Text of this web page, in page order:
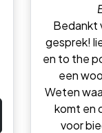
Bedankt
gesprek!
en to the
een
Weten
komt en
voor